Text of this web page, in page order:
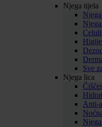
Njega tijela
Sve
Njega lica
Anti-